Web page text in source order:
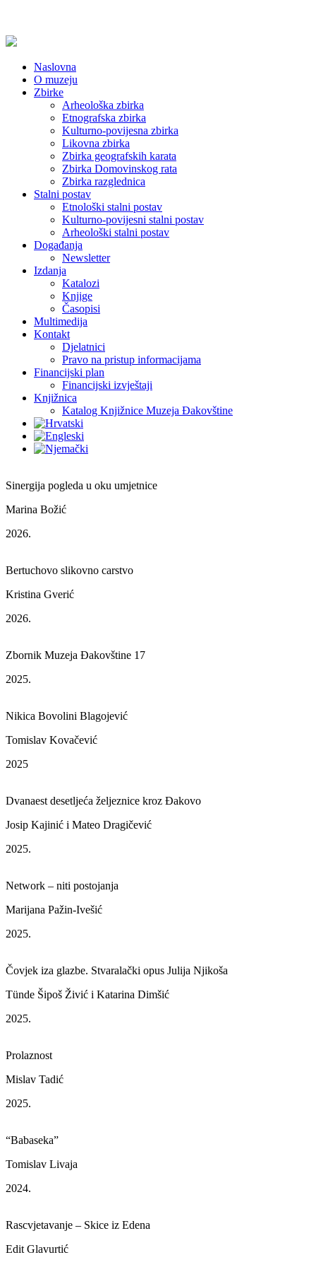
Naslovna
O muzeju
Zbirke
Arheološka zbirka
Etnografska zbirka
Kulturno-povijesna zbirka
Likovna zbirka
Zbirka geografskih karata
Zbirka Domovinskog rata
Zbirka razglednica
Stalni postav
Etnološki stalni postav
Kulturno-povijesni stalni postav
Arheološki stalni postav
Događanja
Newsletter
Izdanja
Katalozi
Knjige
Časopisi
Multimedija
Kontakt
Djelatnici
Pravo na pristup informacijama
Financijski plan
Financijski izvještaji
Knjižnica
Katalog Knjižnice Muzeja Đakovštine
Sinergija pogleda u oku umjetnice
Marina Božić
2026.
Bertuchovo slikovno carstvo
Kristina Gverić
2026.
Zbornik Muzeja Đakovštine 17
2025.
Nikica Bovolini Blagojević
Tomislav Kovačević
2025
Dvanaest desetljeća željeznice kroz Đakovo
Josip Kajinić i Mateo Dragičević
2025.
Network – niti postojanja
Marijana Pažin-Ivešić
2025.
Čovjek iza glazbe. Stvaralački opus Julija Njikoša
Tünde Šipoš Živić i Katarina Dimšić
2025.
Prolaznost
Mislav Tadić
2025.
“Babaseka”
Tomislav Livaja
2024.
Rascvjetavanje – Skice iz Edena
Edit Glavurtić